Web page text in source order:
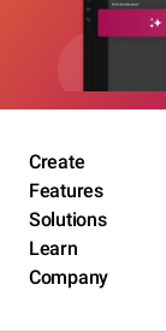
Create
Features
Solutions
Learn
Company